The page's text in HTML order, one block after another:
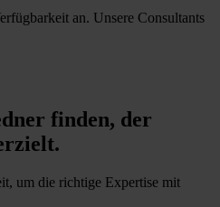
an. Unsere Consultants
finden, der
um die richtige Expertise mit